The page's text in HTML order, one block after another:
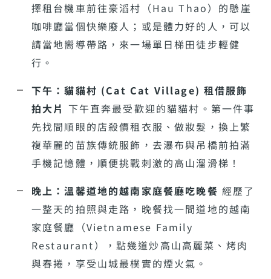
擇租台機車前往豪滔村（Hau Thao）的懸崖
咖啡廳當個快樂廢人；或是體力好的人，可以
請當地嚮導帶路，來一場單日梯田徒步輕健
行。
下午：貓貓村 (Cat Cat Village) 租借服飾
拍大片 下午直奔最受歡迎的貓貓村。第一件事
先找間順眼的店殺價租衣服、做妝髮，換上繁
複華麗的苗族傳統服飾，去瀑布與吊橋前拍滿
手機記憶體，順便挑戰刺激的高山溜滑梯！
晚上：溫馨道地的越南家庭餐廳吃晚餐 經歷了
一整天的拍照與走路，晚餐找一間道地的越南
家庭餐廳（Vietnamese Family
Restaurant），點幾道炒高山高麗菜、烤肉
與春捲，享受山城最樸實的煙火氣。